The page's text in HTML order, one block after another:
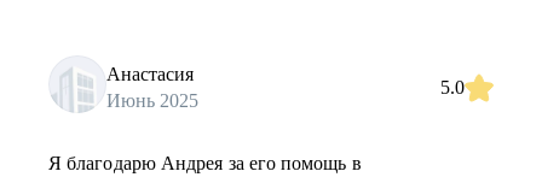
Анастасия
Июнь 2025
5.0
Я благодарю Андрея за его помощь в